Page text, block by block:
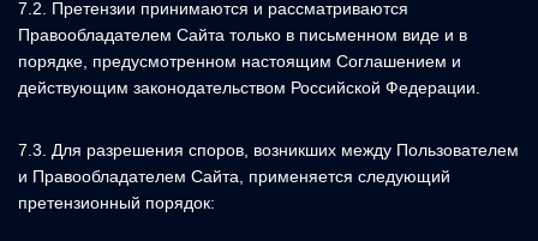
7.2. Претензии принимаются и рассматриваются
Правообладателем Сайта только в письменном виде и в
порядке, предусмотренном настоящим Соглашением и
действующим законодательством Российской Федерации.
7.3. Для разрешения споров, возникших между Пользователем
и Правообладателем Сайта, применяется следующий
претензионный порядок: